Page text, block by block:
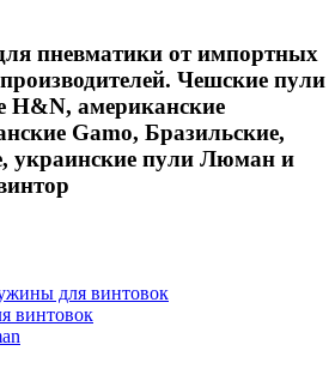
пневматики от импортных
Чешские пули
H&N, американские
Gamo, Бразильские,
украинские пули Люман и
для винтовок
винтовок